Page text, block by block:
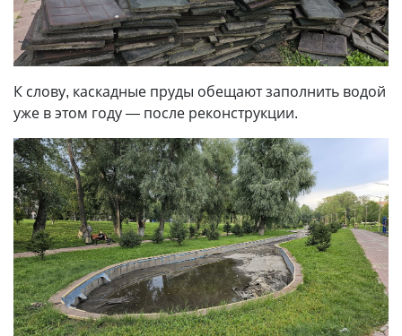
К слову, каскадные пруды обещают заполнить водой
уже в этом году — после реконструкции.